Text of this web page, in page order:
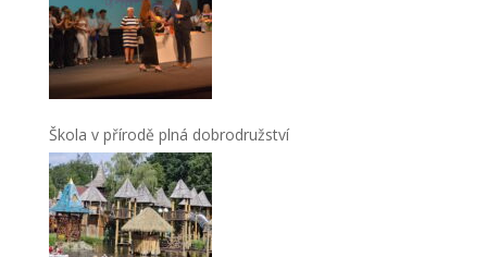
Škola v přírodě plná dobrodružství